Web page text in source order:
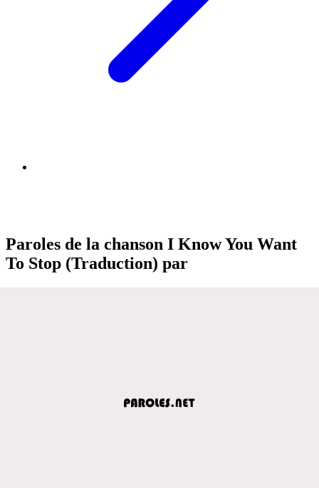
Paroles de la chanson I Know You Want
To Stop (Traduction) par